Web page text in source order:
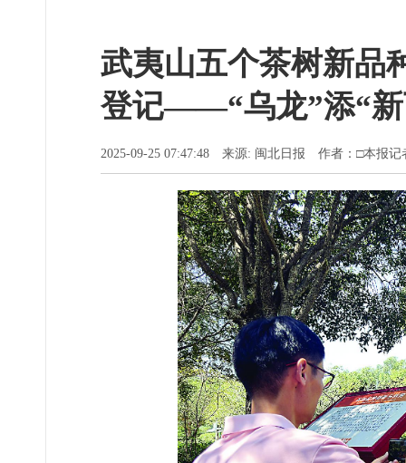
武夷山五个茶树新品
登记——“乌龙”添“新
2025-09-25 07:47:48 来源: 闽北日报 作者：□本报记